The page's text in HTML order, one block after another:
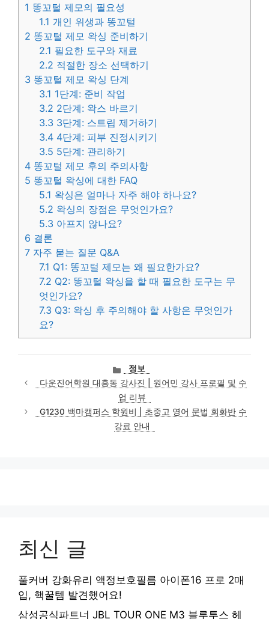
1 똥꼬털 제모의 필요성
1.1 개인 위생과 똥꼬털
2 똥꼬털 제모 왁싱 준비하기
2.1 필요한 도구와 재료
2.2 적절한 장소 선택하기
3 똥꼬털 제모 왁싱 단계
3.1 1단계: 준비 작업
3.2 2단계: 왁스 바르기
3.3 3단계: 스트립 제거하기
3.4 4단계: 피부 진정시키기
3.5 5단계: 관리하기
4 똥꼬털 제모 후의 주의사항
5 똥꼬털 왁싱에 대한 FAQ
5.1 왁싱은 얼마나 자주 해야 하나요?
5.2 왁싱의 장점은 무엇인가요?
5.3 아프지 않나요?
6 결론
7 자주 묻는 질문 Q&A
7.1 Q1: 똥꼬털 제모는 왜 필요한가요?
7.2 Q2: 똥꼬털 왁싱을 할 때 필요한 도구는 무
엇인가요?
7.3 Q3: 왁싱 후 주의해야 할 사항은 무엇인가
요?
카
테
고
리
정보
다운진어학원 대흥동 강사진 | 원어민 강사 프로필 및 수
업 리뷰
G1230 백마캠퍼스 학원비 | 초중고 영어 문법 회화반 수
강료 안내
최신 글
풀커버 강화유리 액정보호필름 아이폰16 프로 2매
입, 핵꿀템 발견했어요!
삼성공식파트너 JBL TOUR ONE M3 블루투스 헤